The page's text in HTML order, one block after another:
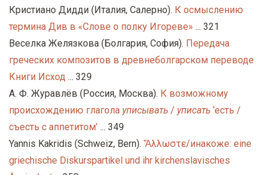
Кристиано Дидди (Италия, Салерно). К осмыслению
термина Див в «Слове о полку Игореве» ... 321
Веселка Желязкова (Болгария, София). Передача
греческих композитов в древнеболгарском переводе
Книги Исход ... 329
А. Ф. Журавлёв (Россия, Москва). К возможному
происхождению глагола уписывать / уписать ‘есть /
съесть с аппетитом’ ... 349
Yannis Kakridis (Schweiz, Bern). Ἄλλωστε/инакоже: eine
griechische Diskurspartikel und ihr kirchenslavisches